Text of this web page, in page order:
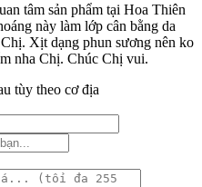
tâm sản phẩm tại Hoa Thiên
này làm lớp cân bằng da
Xịt dạng phun sương nên ko
nha Chị. Chúc Chị vui.
tùy theo cơ địa